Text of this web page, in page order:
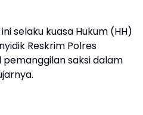
selaku kuasa Hukum (HH)
Reskrim Polres
saksi dalam